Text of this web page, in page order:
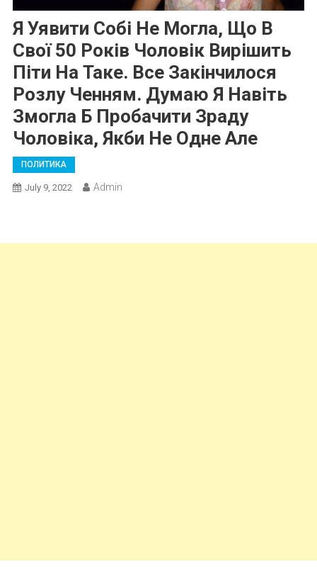
Я Уявити Собі Не Могла, Що В
Свої 50 Років Чоловік Вирішить
Піти На Таке. Все Закінчилося
Розлу Ченням. Думаю Я Навіть
Змогла Б Пробачити Зраду
Чоловіка, Якби Не Одне Але
ПОЛИТИКА
July 9, 2022 Admin